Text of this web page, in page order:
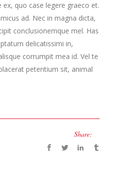
ex, quo case legere graeco et.
ad. Nec in magna dicta,
conclusionemque mel. Has
delicatissimi in,
corrumpit mea id. Vel te
petentium sit, animal
Share: